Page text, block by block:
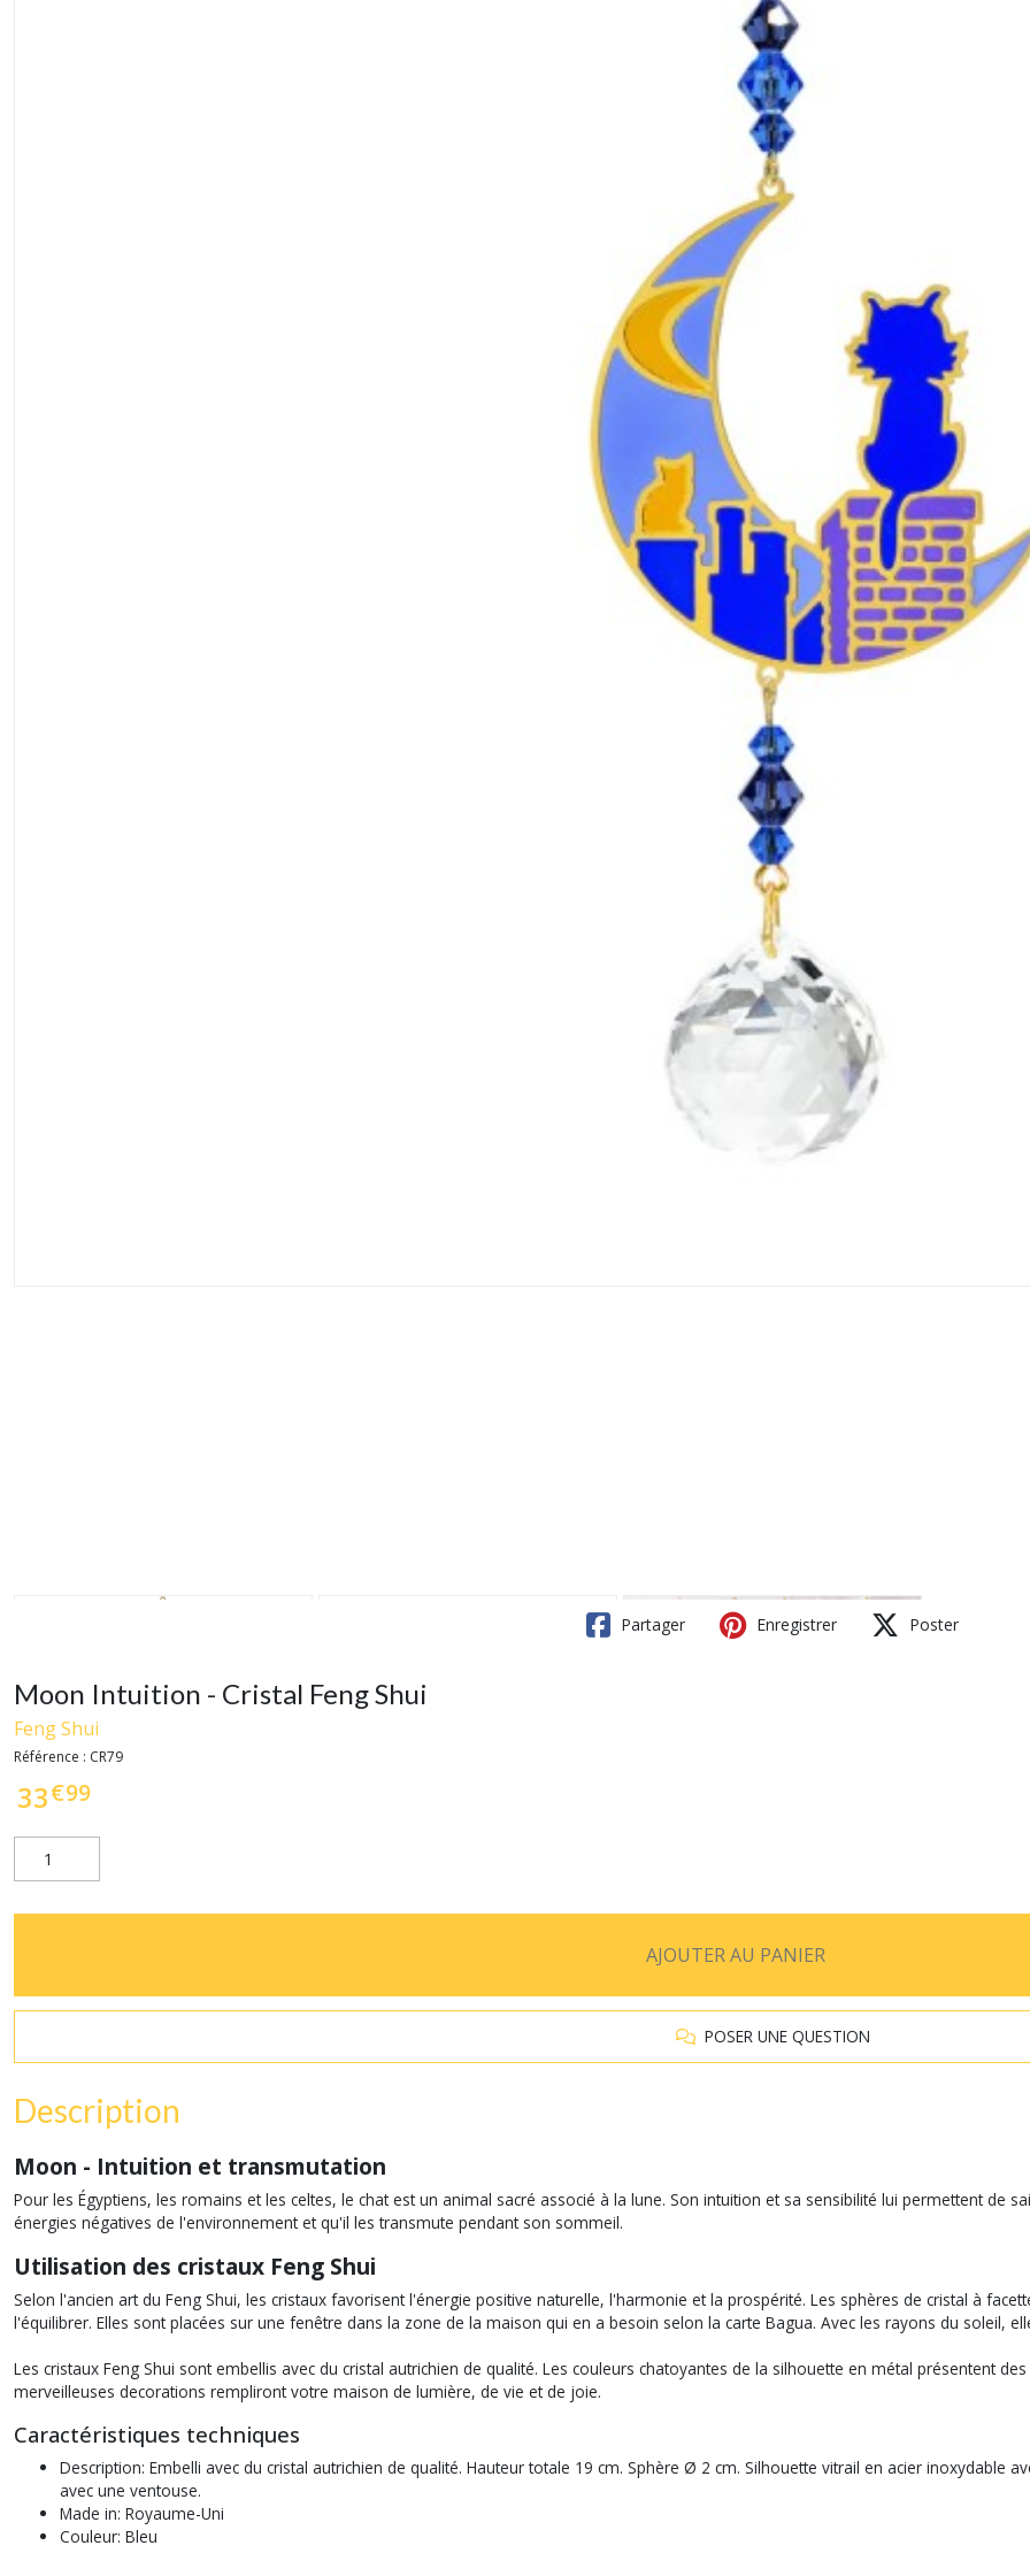
Partager Enregistrer Poster
Moon Intuition - Cristal Feng Shui
Feng Shui
Référence : CR79
33€99
AJOUTER AU PANIER
POSER UNE QUESTION
Description
Moon - Intuition et transmutation
Pour les Égyptiens, les romains et les celtes, le chat est un animal sacré associé à la lune. Son intuition et sa sensibilité lui permettent de
énergies négatives de l'environnement et qu'il les transmute pendant son sommeil.
Utilisation des cristaux Feng Shui
Selon l'ancien art du Feng Shui, les cristaux favorisent l'énergie positive naturelle, l'harmonie et la prospérité. Les sphères de cristal à
l'équilibrer. Elles sont placées sur une fenêtre dans la zone de la maison qui en a besoin selon la carte Bagua. Avec les rayons du soleil,
Les cristaux Feng Shui sont embellis avec du cristal autrichien de qualité. Les couleurs chatoyantes de la silhouette en métal présentent
merveilleuses decorations rempliront votre maison de lumière, de vie et de joie.
Caractéristiques techniques
Description: Embelli avec du cristal autrichien de qualité. Hauteur totale 19 cm. Sphère Ø 2 cm. Silhouette vitrail en acier inoxydable
avec une ventouse.
Made in: Royaume-Uni
Couleur: Bleu